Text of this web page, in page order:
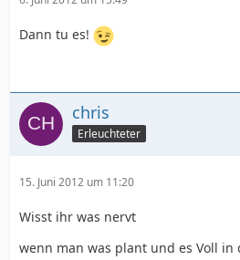
Dann tu es!
chris
Erleuchteter
15. Juni 2012 um 11:20
Wisst ihr was nervt
wenn man was plant und es Voll in